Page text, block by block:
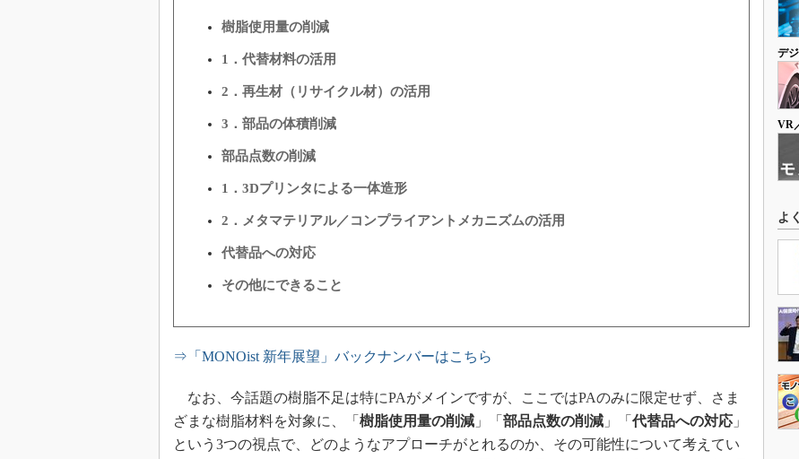
樹脂使用量の削減
1．代替材料の活用
2．再生材（リサイクル材）の活用
3．部品の体積削減
部品点数の削減
1．3Dプリンタによる一体造形
2．メタマテリアル／コンプライアントメカニズムの活用
代替品への対応
その他にできること
⇒「MONOist 新年展望」バックナンバーはこちら
なお、今話題の樹脂不足は特にPAがメインですが、ここではPAのみに限定せず、さま
ざまな樹脂材料を対象に、「 樹脂使用量の削減 」「 部品点数の削減 」「 代替品への対応 」
という3つの視点で、どのようなアプローチがとれるのか、その可能性について考えてい
デ
VR
よ